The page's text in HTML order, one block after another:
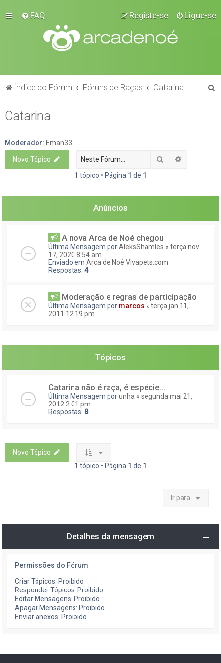
FAQ Ligue-se
Registe-se
Índice do Fórum Fóruns de Raças Catarina
r
Catarina
Moderador: Eman33
Novo Tópico Pesquisar
1 tópico • Página 1 de 1
Anúncios
A nova Arca de Noé chegou
Última Mensagem porAleksShamles « terça nov
17, 2020 8:54 am
Enviado em Arca de Noé Vivapets.com
Respostas: 4
Moderação e regras de participação
Última Mensagem por marcos « terça jan 11,
2011 12:19 pm
Tópicos
Catarina não é raça, é espécie...
Última Mensagem porunha « segunda mai 21,
2012 2:01 pm
Respostas: 8
Novo Tópico
1 tópico • Página 1 de 1
Ir para
Detalhes da mensagem
Permissões do Fórum
Criar Tópicos: Proibido
Responder Tópicos: Proibido
Editar Mensagens: Proibido
Apagar Mensagens: Proibido
Enviar anexos: Proibido